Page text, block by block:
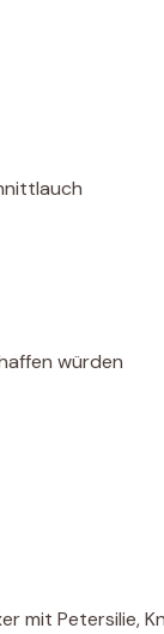
würden
mit Petersilie,